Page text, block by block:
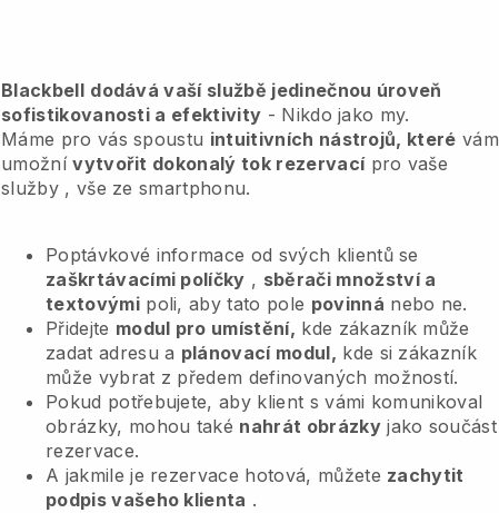
Blackbell dodává vaší službě jedinečnou úroveň
sofistikovanosti a efektivity - Nikdo jako my.
Máme pro vás spoustu intuitivních nástrojů, které vám
umožnívytvořit dokonalý tok rezervací pro vaše
služby, vše ze smartphonu.
Poptávkové informace od svých klientů se
zaškrtávacími políčky , sběrači množství a
textovýmipoli, aby tato pole povinná nebo ne.
Přidejte modul pro umístění, kde zákazník může
zadat adresu a plánovací modul, kde si zákazník
může vybrat z předem definovaných možností.
Pokud potřebujete, aby klient s vámi komunikoval
obrázky, mohou také nahrát obrázkyjako součást
rezervace.
A jakmile je rezervace hotová, můžete zachytit
podpis vašeho klienta .